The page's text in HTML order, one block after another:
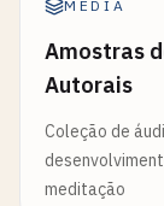
MEDIA
Amostras
Autorais
Coleção de
meditação